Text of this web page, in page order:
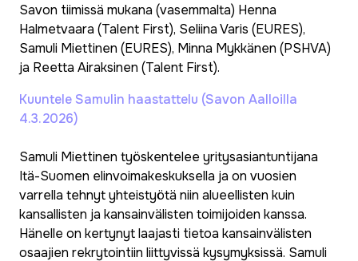
Savon tiimissä mukana (vasemmalta) Henna
Halmetvaara (Talent First), Seliina Varis (EURES),
Samuli Miettinen (EURES), Minna Mykkänen (PSHVA)
ja Reetta Airaksinen (Talent First).
Kuuntele Samulin haastattelu (Savon Aalloilla
4.3.2026)
Samuli Miettinen työskentelee yritysasiantuntijana
Itä-Suomen elinvoimakeskuksella ja on vuosien
varrella tehnyt yhteistyötä niin alueellisten kuin
kansallisten ja kansainvälisten toimijoiden kanssa.
Hänelle on kertynyt laajasti tietoa kansainvälisten
osaajien rekrytointiin liittyvissä kysymyksissä. Samuli